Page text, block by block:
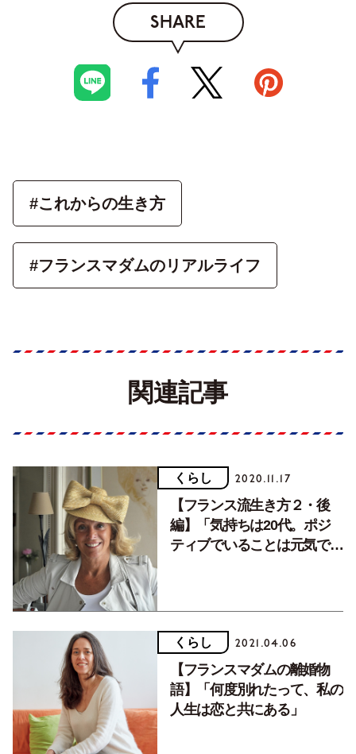
SHARE
#これからの生き方
#フランスマダムのリアルライフ
関連記事
くらし 2020.11.17
【フランス流生き方２・後
編】「気持ちは20代。ポジ
ティブでいることは元気でい
くらし 2021.04.06
【フランスマダムの離婚物
語】「何度別れたって、私の
人生は恋と共にある」